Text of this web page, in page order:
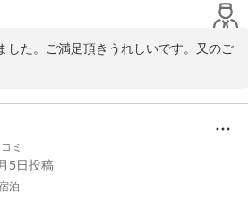
した。ご満足頂きうれしいです。又のご
タを準備してお待ちしております。是
ミ
5日投稿
泊